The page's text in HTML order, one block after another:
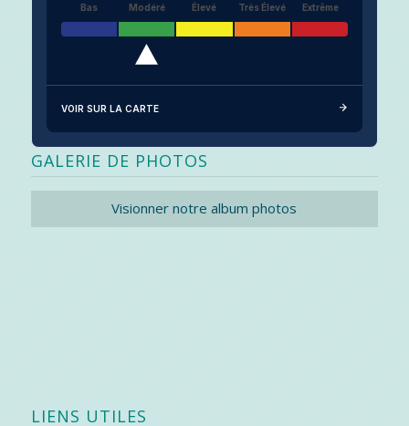
Bas Modéré Élevé Très Élevé Extrême
VOIR SUR LA CARTE
GALERIE DE PHOTOS
Visionner notre album photos
LIENS UTILES